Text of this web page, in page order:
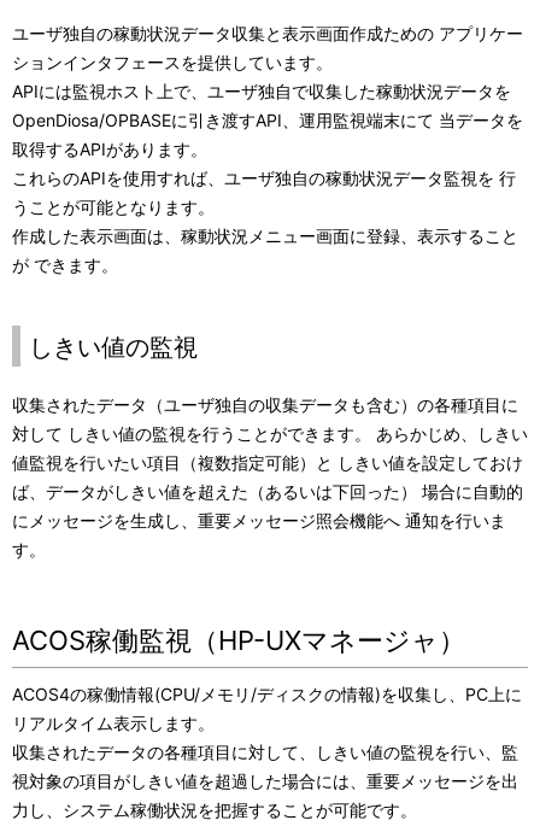
ユーザ独自の稼動状況データ収集と表示画面作成ための アプリケー
ションインタフェースを提供しています。
APIには監視ホスト上で、ユーザ独自で収集した稼動状況データを
OpenDiosa/OPBASEに引き渡すAPI、運用監視端末にて 当データを
取得するAPIがあります。
これらのAPIを使用すれば、ユーザ独自の稼動状況データ監視を 行
うことが可能となります。
作成した表示画面は、稼動状況メニュー画面に登録、表示すること
が できます。
しきい値の監視
収集されたデータ（ユーザ独自の収集データも含む）の各種項目に
対して しきい値の監視を行うことができます。 あらかじめ、しきい
値監視を行いたい項目（複数指定可能）と しきい値を設定しておけ
ば、データがしきい値を超えた（あるいは下回った） 場合に自動的
にメッセージを生成し、重要メッセージ照会機能へ 通知を行いま
す。
ACOS稼働監視（HP-UXマネージャ）
ACOS4の稼働情報(CPU/メモリ/ディスクの情報)を収集し、PC上に
リアルタイム表示します。
収集されたデータの各種項目に対して、しきい値の監視を行い、監
視対象の項目がしきい値を超過した場合には、重要メッセージを出
力し、システム稼働状況を把握することが可能です。